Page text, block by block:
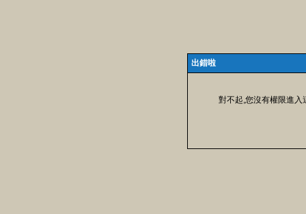
出錯啦
對不起,您沒有權限進入